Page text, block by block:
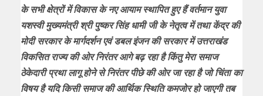
के सभी क्षेत्रों में विकास के नए आयाम स्थापित हुए हैं वर्तमान युवा
यशस्वी मुख्यमंत्री श्री पुष्कर सिंह धामी जी के नेतृत्व में तथा केंद्र की
मोदी सरकार के मार्गदर्शन एवं डबल इंजन की सरकार में उत्तराखंड
विकसित राज्य की ओर निरंतर आगे बढ़ रहा है किंतु मेरा समाज
ठेकेदारी प्रथा लागू होने से निरंतर पीछे की ओर जा रहा है जो चिंता का
विषय है यदि किसी समाज की आर्थिक स्थिति कमजोर हो जाएगी तब